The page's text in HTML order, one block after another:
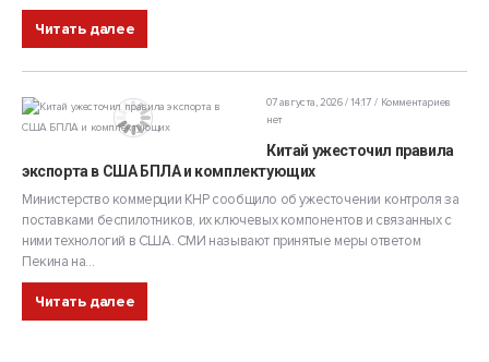
Читать далее
07 августа, 2026 / 14:17
Комментариев
нет
Китай ужесточил правила
экспорта в США БПЛА и комплектующих
Министерство коммерции КНР сообщило об ужесточении контроля за
поставками беспилотников, их ключевых компонентов и связанных с
ними технологий в США. СМИ называют принятые меры ответом
Пекина на...
Читать далее